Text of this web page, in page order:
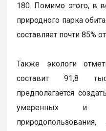
180. Помимо этого, в
природного парка
составляет почти 85%
Также экологи
составит 91,8
предполагается
умеренных и